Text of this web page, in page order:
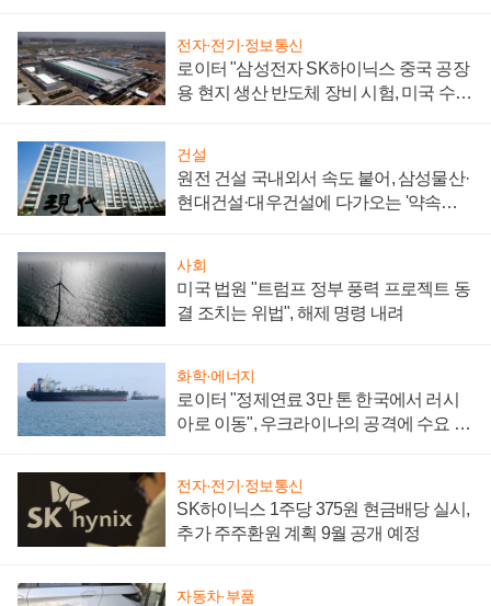
전자·전기·정보통신
로이터 "삼성전자 SK하이닉스 중국 공장
용 현지 생산 반도체 장비 시험, 미국 수출
건설
원전 건설 국내외서 속도 붙어, 삼성물산·
현대건설·대우건설에 다가오는 '약속의
사회
미국 법원 "트럼프 정부 풍력 프로젝트 동
결 조치는 위법", 해제 명령 내려
화학·에너지
로이터 "정제연료 3만 톤 한국에서 러시
아로 이동", 우크라이나의 공격에 수요 늘
전자·전기·정보통신
SK하이닉스 1주당 375원 현금배당 실시,
추가 주주환원 계획 9월 공개 예정
자동차·부품